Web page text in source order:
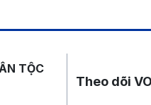
TỘC
Mạng
Theo dõi